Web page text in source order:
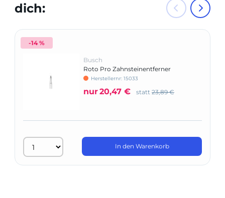
dich:
-14 %
Busch
Roto Pro Zahnsteinentferner
Herstellernr: 15033
nur20,47 € statt 23,89 €
In den Warenkorb